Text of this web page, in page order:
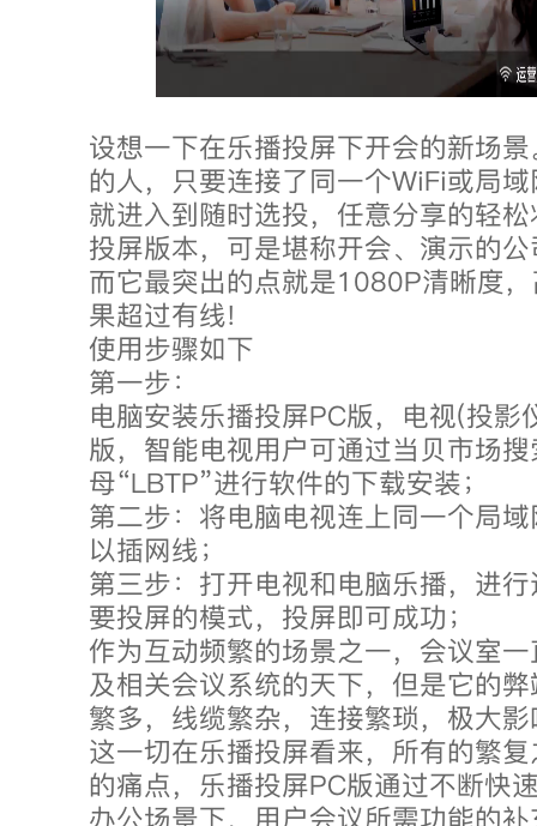
设想一下在乐播投屏下开会的新场
的人，只要连接了同一个WiFi或局
就进入到随时选投，任意分享的轻
投屏版本，可是堪称开会、演示的
而它最突出的点就是1080P清晰度
果超过有线!
使用步骤如下
第一步：
电脑安装乐播投屏PC版，电视(投影
版，智能电视用户可通过当贝市场
母“LBTP”进行软件的下载安装；
第二步：将电脑电视连上同一个局
以插网线；
第三步：打开电视和电脑乐播，进
要投屏的模式，投屏即可成功；
作为互动频繁的场景之一，会议室
及相关会议系统的天下，但是它的
繁多，线缆繁杂，连接繁琐，极大
这一切在乐播投屏看来，所有的繁
的痛点，乐播投屏PC版通过不断快